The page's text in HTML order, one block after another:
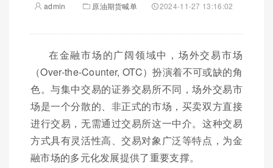
admin 原油期货喊单 2024-11-27 13:16:02
在金融市场的广阔领域中，场外交易市场
（Over-the-Counter, OTC）扮演着不可或缺的角
色。与集中交易的证券交易所不同，场外交易市
场是一个分散的、非正式的市场，买卖双方直接
进行交易，无需通过交易所这一中介。这种交易
方式具有灵活性高、交易对象广泛等特点，为金
融市场的多元化发展提供了重要支撑。